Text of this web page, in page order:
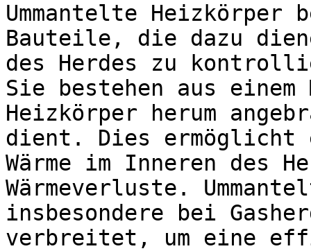
Ummantelte
Bauteile, die dazu
des Herdes zu
Sie bestehen aus einem
Heizkörper herum
dient. Dies ermöglicht
Wärme im Inneren des
Wärmeverluste.
insbesondere bei
verbreitet, um eine